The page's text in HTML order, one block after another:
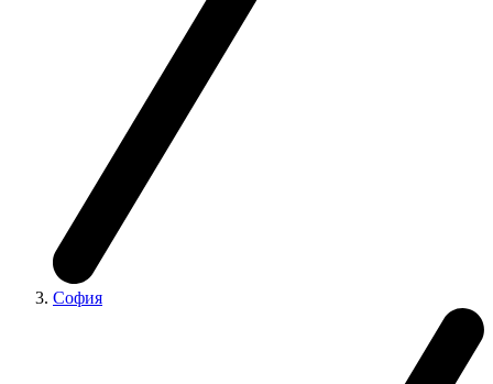
София